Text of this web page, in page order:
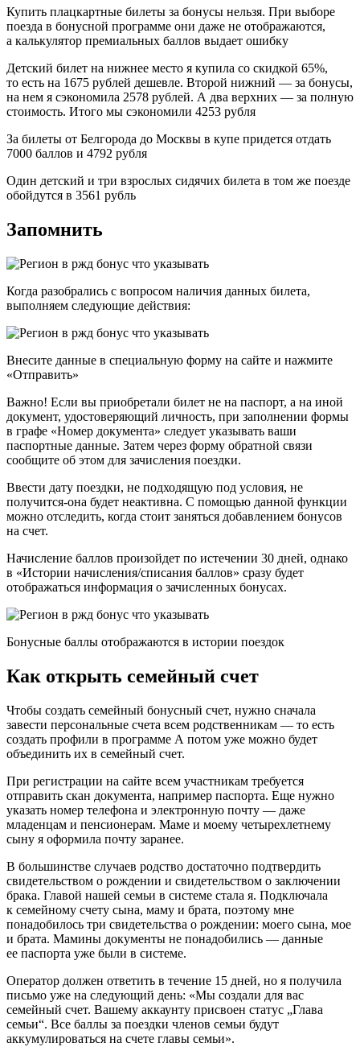
Купить плацкартные билеты за бонусы нельзя. При выборе
поезда в бонусной программе они даже не отображаются,
а калькулятор премиальных баллов выдает ошибку
Детский билет на нижнее место я купила со скидкой 65%,
то есть на 1675 рублей дешевле. Второй нижний — за бонусы,
на нем я сэкономила 2578 рублей. А два верхних — за полную
стоимость. Итого мы сэкономили 4253 рубля
За билеты от Белгорода до Москвы в купе придется отдать
7000 баллов и 4792 рубля
Один детский и три взрослых сидячих билета в том же поезде
обойдутся в 3561 рубль
Запомнить
Когда разобрались с вопросом наличия данных билета,
выполняем следующие действия:
Внесите данные в специальную форму на сайте и нажмите
«Отправить»
Важно! Если вы приобретали билет не на паспорт, а на иной
документ, удостоверяющий личность, при заполнении формы
в графе «Номер документа» следует указывать ваши
паспортные данные. Затем через форму обратной связи
сообщите об этом для зачисления поездки.
Ввести дату поездки, не подходящую под условия, не
получится-она будет неактивна. С помощью данной функции
можно отследить, когда стоит заняться добавлением бонусов
на счет.
Начисление баллов произойдет по истечении 30 дней, однако
в «Истории начисления/списания баллов» сразу будет
отображаться информация о зачисленных бонусах.
Бонусные баллы отображаются в истории поездок
Как открыть семейный счет
Чтобы создать семейный бонусный счет, нужно сначала
завести персональные счета всем родственникам — то есть
создать профили в программе А потом уже можно будет
объединить их в семейный счет.
При регистрации на сайте всем участникам требуется
отправить скан документа, например паспорта. Еще нужно
указать номер телефона и электронную почту — даже
младенцам и пенсионерам. Маме и моему четырехлетнему
сыну я оформила почту заранее.
В большинстве случаев родство достаточно подтвердить
свидетельством о рождении и свидетельством о заключении
брака. Главой нашей семьи в системе стала я. Подключала
к семейному счету сына, маму и брата, поэтому мне
понадобилось три свидетельства о рождении: моего сына, мое
и брата. Мамины документы не понадобились — данные
ее паспорта уже были в системе.
Оператор должен ответить в течение 15 дней, но я получила
письмо уже на следующий день: «Мы создали для вас
семейный счет. Вашему аккаунту присвоен статус „Глава
семьи“. Все баллы за поездки членов семьи будут
аккумулироваться на счете главы семьи».